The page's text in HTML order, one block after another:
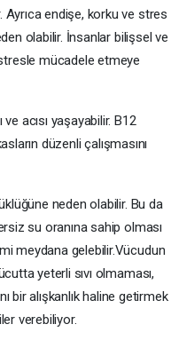
Ayrıca endişe, korku ve stres
olabilir. İnsanlar bilişsel ve
mücadele etmeye
acısı yaşayabilir. B12
düzenli çalışmasını
neden olabilir. Bu da
su oranına sahip olması
meydana gelebilir.Vücudun
yeterli sıvı olmaması,
bir alışkanlık haline getirmek
verebiliyor.